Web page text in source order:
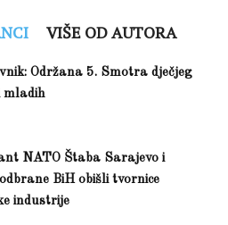
VIŠE OD AUTORA
Održana 5. Smotra dječjeg
NATO Štaba Sarajevo i
BiH obišli tvornice
industrije